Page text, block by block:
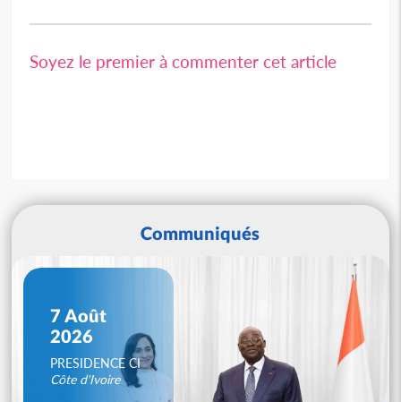
Soyez le premier à commenter cet article
Communiqués
7 Août
2026
PRESIDENCE CI
Côte d'Ivoire